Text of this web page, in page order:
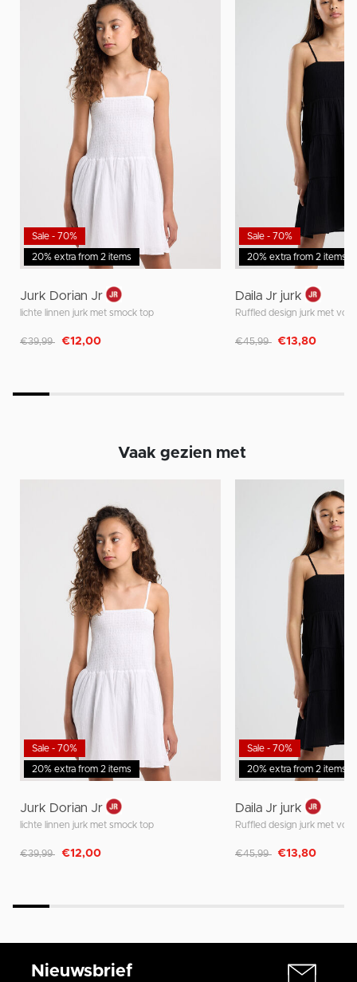
20% extra from 2 items
Sale - 70%
Jurk Dorian Jr
lichte linnen jurk met smock top
Afgeprijsd van
€39,99 naar
€12,00
20% extra from 2 items
Sale - 70%
Daila Jr jurk
Ruffled design jurk met
Afgeprijsd van
€45,99 naar
€13,80
Vaak gezien met
20% extra from 2 items
Sale - 70%
Jurk Dorian Jr
lichte linnen jurk met smock top
Afgeprijsd van
€39,99 naar
€12,00
20% extra from 2 items
Sale - 70%
Daila Jr jurk
Ruffled design jurk met
Afgeprijsd van
€45,99 naar
€13,80
Nieuwsbrief